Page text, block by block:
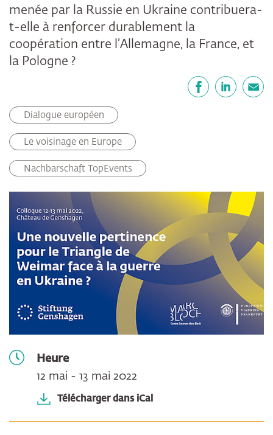
menée par la Russie en Ukraine contribuera-
t-elle à renforcer durablement la
coopération entre l’Allemagne, la France, et
la Pologne ?
Dialogue européen
Le voisinage en Europe
Nachbarschaft TopEvents
Heure
12 mai - 13 mai 2022
Télécharger dans iCal